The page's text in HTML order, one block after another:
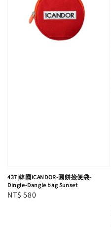
437|韓國iCANDOR-圓餅撿便袋-
Dingle-Dangle bag Sunset
Regular
NT$ 580